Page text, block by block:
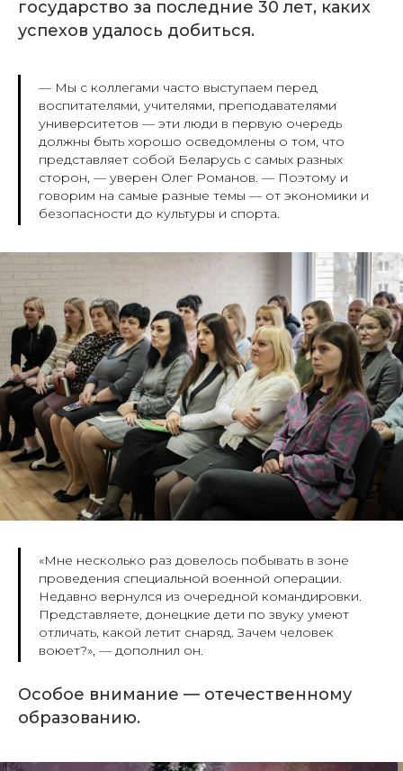
государство за последние 30 лет, каких
успехов удалось добиться.
— Мы с коллегами часто выступаем перед
воспитателями, учителями, преподавателями
университетов — эти люди в первую очередь
должны быть хорошо осведомлены о том, что
представляет собой Беларусь с самых разных
сторон, — уверен Олег Романов. — Поэтому и
говорим на самые разные темы — от экономики и
безопасности до культуры и спорта.
«Мне несколько раз довелось побывать в зоне
проведения специальной военной операции.
Недавно вернулся из очередной командировки.
Представляете, донецкие дети по звуку умеют
отличать, какой летит снаряд. Зачем человек
воюет?», — дополнил он.
Особое внимание — отечественному
образованию.